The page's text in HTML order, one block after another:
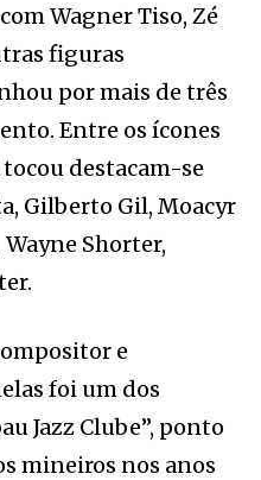
Wagner Tiso, Zé
figuras
por mais de três
Entre os ícones
destacam-se
Gilberto Gil, Moacyr
Shorter,
e
foi um dos
Jazz Clube”, ponto
mineiros nos anos